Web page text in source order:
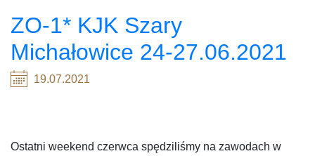
ZO-1* KJK Szary
Michałowice 24-27.06.2021
19.07.2021
Ostatni weekend czerwca spędziliśmy na zawodach w